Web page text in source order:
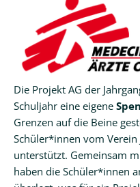
Die Projekt AG der
Schuljahr eine eigene
Grenzen auf die Beine
Schüler*innen vom Verein
unterstützt. Gemeinsam
haben die Schüler*innen